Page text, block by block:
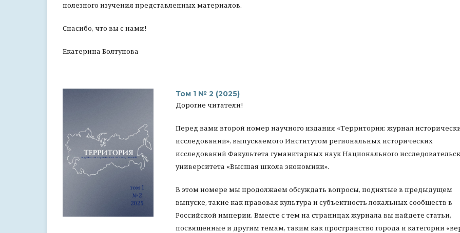
полезного изучения представленных материалов.
Спасибо, что вы с нами!
Екатерина Болтунова
Том 1 № 2 (2025)
Дорогие читатели!
Перед вами второй номер научного издания «Территория: журнал
исследований», выпускаемого Институтом региональных исторических
исследований Факультета гуманитарных наук Национального
университета «Высшая школа экономики».
В этом номере мы продолжаем обсуждать вопросы, поднятые в предыдущем
выпуске, такие как правовая культура и субъектность локальных сообществ в
Российской империи. Вместе с тем на страницах журнала вы найдете статьи,
посвященные и другим темам, таким как пространство города и категории